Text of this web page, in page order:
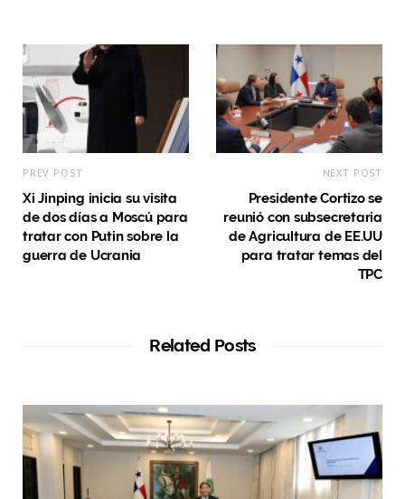
PREV POST
Xi Jinping inicia su visita
de dos días a Moscú para
tratar con Putin sobre la
guerra de Ucrania
NEXT POST
Presidente Cortizo se
reunió con subsecretaria
de Agricultura de EE.UU
para tratar temas del
TPC
Related Posts